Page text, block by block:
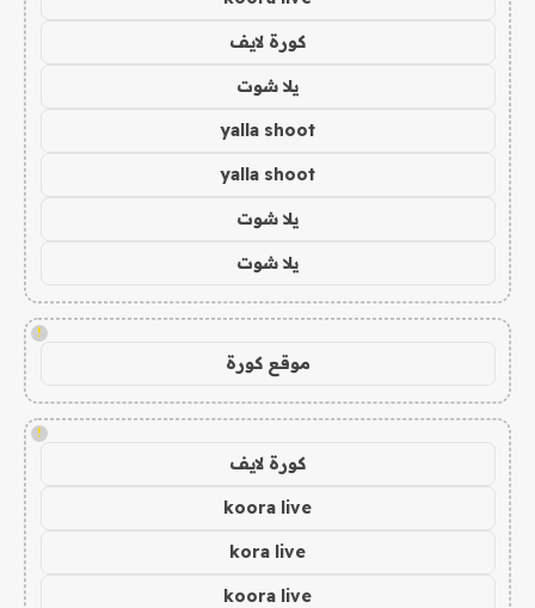
كورة لايف
يلا شوت
yalla shoot
yalla shoot
يلا شوت
يلا شوت
!
موقع كورة
!
كورة لايف
koora live
kora live
koora live